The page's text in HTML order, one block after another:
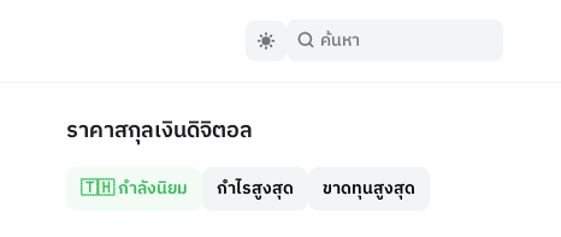
ราคาสกุลเงินดิจิตอล
🇹🇭 กำลังนิยม กำไรสูงสุด ขาดทุนสูงสุด